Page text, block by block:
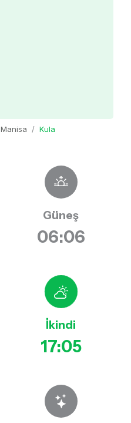
Manisa Kula
Güneş
06:06
İkindi
17:05